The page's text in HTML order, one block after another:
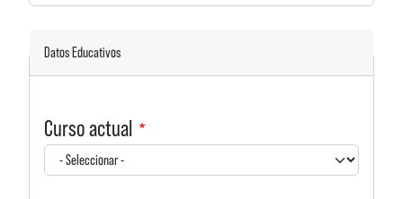
Datos Educativos
Curso actual